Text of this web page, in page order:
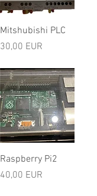
Mitshubishi PLC
Ár
30,00 EUR
Raspberry Pi2
Ár
40,00 EUR